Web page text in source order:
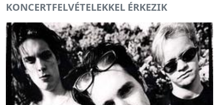
KONCERTFELVÉTELEKKEL ÉRKEZIK